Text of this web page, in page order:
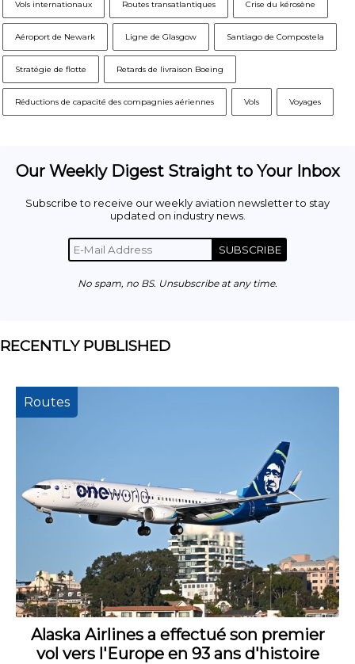
Vols internationaux Routes transatlantiques Crise du kérosène
Aéroport de Newark Ligne de Glasgow Santiago de Compostela
Stratégie de flotte Retards de livraison Boeing
Réductions de capacité des compagnies aériennes Vols Voyages
Our Weekly Digest Straight to Your Inbox
Subscribe to receive our weekly aviation newsletter to stay
updated on industry news.
SUBSCRIBE
No spam, no BS. Unsubscribe at any time.
RECENTLY PUBLISHED
Alaska Airlines a effectué son premier
vol vers l'Europe en 93 ans d'histoire
Routes